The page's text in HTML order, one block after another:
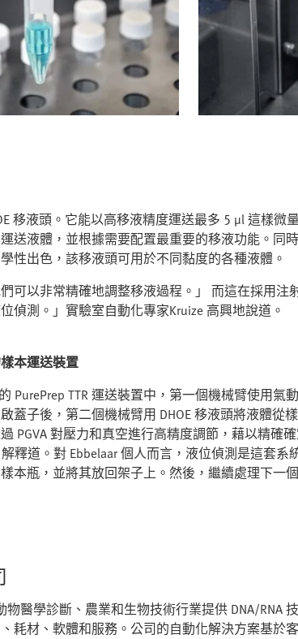
移液頭。它能以高移液精度運送最多 5 µl 這樣微
送液體，並根據需要配置最重要的移液功能。同
性出色，該移液頭可用於不同黏度的各種液體。
們可以非常精確地調整移液過程。」 而這在採用
偵測。」實驗室自動化專家Kruize 高興地說道。
本運送裝置
PurePrep TTR 運送裝置中，第一個機械臂使用
蓋子後，第二個機械臂用 DHOE 移液頭將液體從
PGVA 對壓力和真空進行高精度調節，藉以精確
釋道。對 Ebbelaar 個人而言，液位偵測是這套
本瓶，並將其放回架子上。然後，繼續處理下一
物醫學診斷、農業和生物技術行業提供 DNA/RNA
耗材、軟體和服務。公司的自動化解決方案基於